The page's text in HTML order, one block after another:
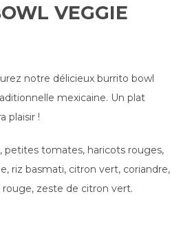
VEGGIE
notre délicieux burrito bowl
mexicaine. Un plat
plaisir !
petites tomates, haricots rouges,
riz basmati, citron vert, coriandre,
zeste de citron vert.